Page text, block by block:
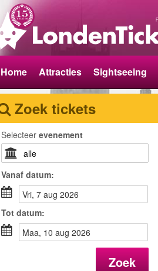
Home Attracties Sightseeing
Zoek tickets
Selecteer evenement
Vanaf datum:
vri, 7 aug 2026
Tot datum:
maa, 10 aug 2026
Zoek